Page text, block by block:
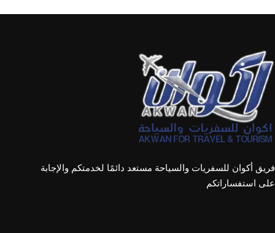
فريق أكوان للسفريات والسياحة مستعد دائمًا لخدمتكم والإجابة
على استفساراتكم